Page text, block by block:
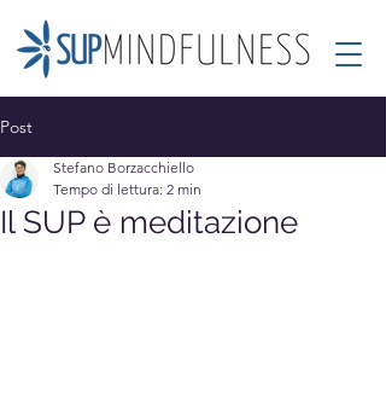
Post
Il SUP è meditazione
Stefano Borzacchiello
Tempo di lettura: 2 min